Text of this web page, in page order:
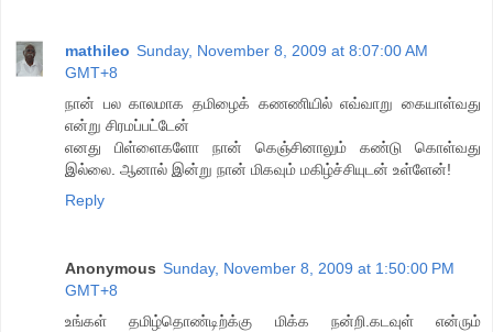
mathileo Sunday, November 8, 2009 at 8:07:00 AM
GMT+8
நான் பல காலமாக தமிழைக் கணணியில் எவ்வாறு கையாள்வது
என்று சிரமப்பட்டேன்
எனது பிள்ளைகளோ நான் கெஞ்சினாலும் கண்டு கொள்வது
இல்லை. ஆனால் இன்று நான் மிகவும் மகிழ்ச்சியுடன் உள்ளேன்!
Reply
Anonymous Sunday, November 8, 2009 at 1:50:00 PM
GMT+8
உங்கள் தமிழ்தொண்டிற்க்கு மிக்க நன்றி.கடவுள் என்ரும்